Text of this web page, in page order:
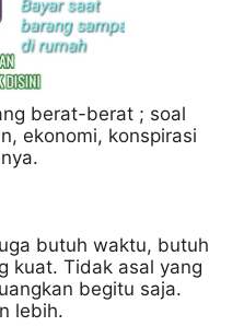
berat-berat ; soal
ekonomi, konspirasi
butuh waktu, butuh
kuat. Tidak asal yang
begitu saja.
lebih.